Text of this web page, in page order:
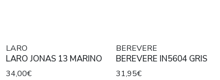
LARO
LARO JONAS 13 MARINO
34,00€
BEREVERE
BEREVERE IN5604 GRIS
31,95€